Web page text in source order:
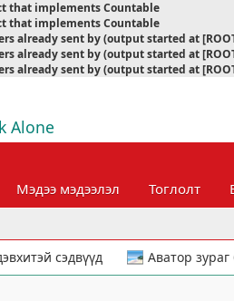
that implements Countable
that implements Countable
already sent by (output started at
already sent by (output started at
already sent by (output started at
Alone
Мэдээ мэдээлэл Тоглолт
сэдвүүд Аватор зураг